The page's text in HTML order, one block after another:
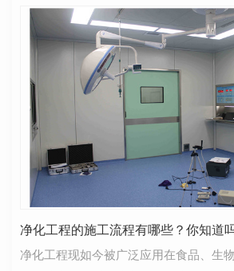
净化工程的施工流程有哪些？你知道
净化工程现如今被广泛应用在食品、生